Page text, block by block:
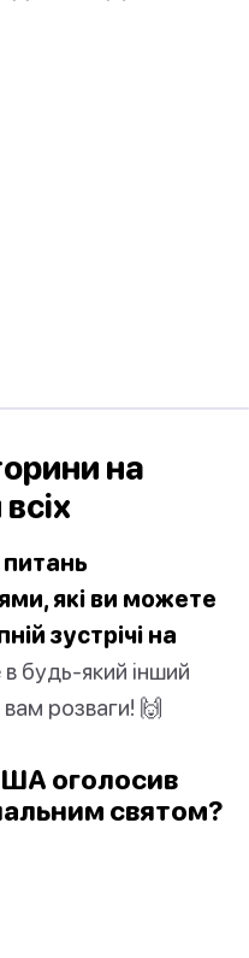
на
які ви можете
зустрічі на
будь-який інший
розваги! 🙌
оголосив
святом?